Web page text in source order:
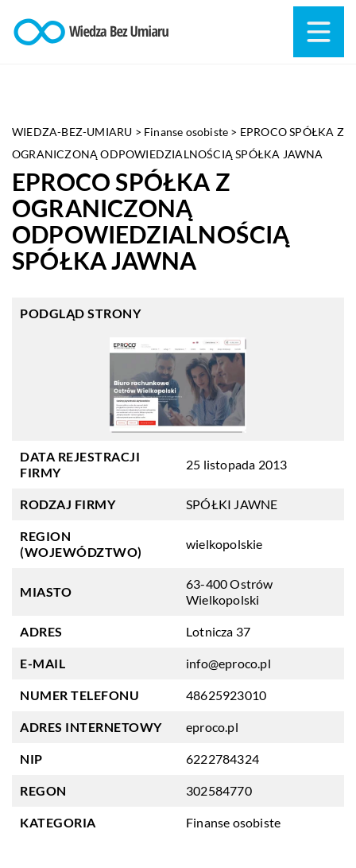
WIEDZA-BEZ-UMIARU > Finanse osobiste > EPROCO SPÓŁKA Z
OGRANICZONĄ ODPOWIEDZIALNOŚCIĄ SPÓŁKA JAWNA
EPROCO SPÓŁKA Z
OGRANICZONĄ
ODPOWIEDZIALNOŚCIĄ
SPÓŁKA JAWNA
PODGLĄD STRONY
DATA REJESTRACJI
FIRMY
25 listopada 2013
RODZAJ FIRMY SPÓŁKI JAWNE
REGION
(WOJEWÓDZTWO)
wielkopolskie
MIASTO
63-400 Ostrów
Wielkopolski
ADRES Lotnicza 37
E-MAIL info@eproco.pl
NUMER TELEFONU 48625923010
ADRES INTERNETOWY eproco.pl
NIP 6222784324
REGON 302584770
KATEGORIA Finanse osobiste